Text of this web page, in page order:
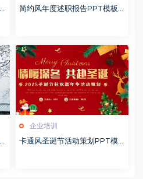
简约风年度述职报告PPT模板2
企业培训
卡通风圣诞节活动策划PPT模